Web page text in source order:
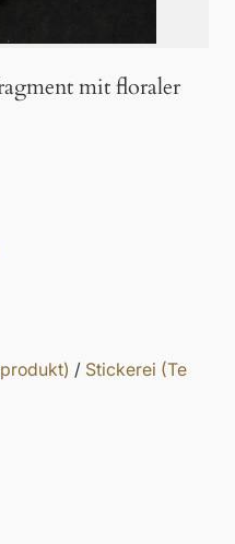
mit floraler
/ Stickerei (Te